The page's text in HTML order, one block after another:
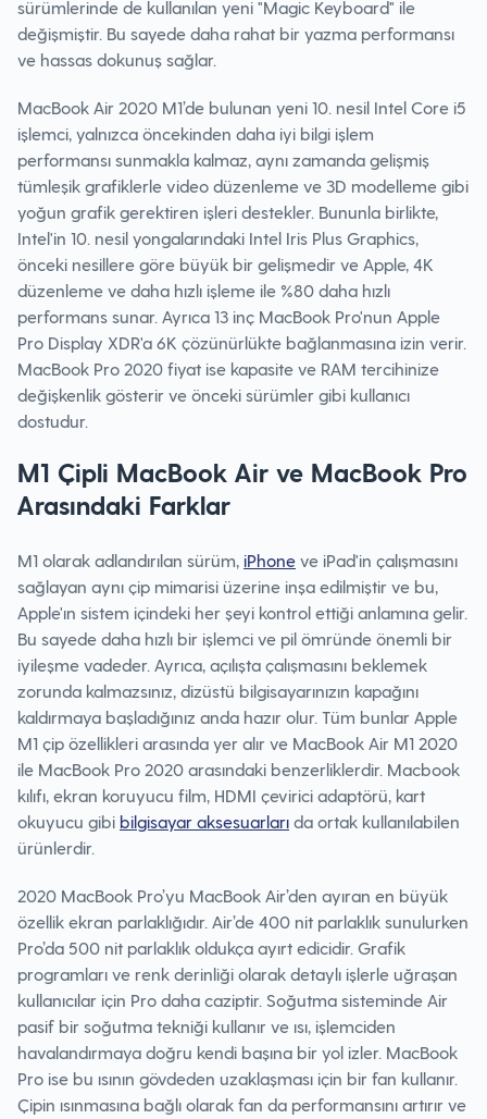
sürümlerinde de kullanılan yeni "Magic Keyboard" ile
değişmiştir. Bu sayede daha rahat bir yazma performansı
ve hassas dokunuş sağlar.
MacBook Air 2020 M1’de bulunan yeni 10. nesil Intel Core i5
işlemci, yalnızca öncekinden daha iyi bilgi işlem
performansı sunmakla kalmaz, aynı zamanda gelişmiş
tümleşik grafiklerle video düzenleme ve 3D modelleme gibi
yoğun grafik gerektiren işleri destekler. Bununla birlikte,
Intel'in 10. nesil yongalarındaki Intel Iris Plus Graphics,
önceki nesillere göre büyük bir gelişmedir ve Apple, 4K
düzenleme ve daha hızlı işleme ile %80 daha hızlı
performans sunar. Ayrıca 13 inç MacBook Pro'nun Apple
Pro Display XDR'a 6K çözünürlükte bağlanmasına izin verir.
MacBook Pro 2020 fiyat ise kapasite ve RAM tercihinize
değişkenlik gösterir ve önceki sürümler gibi kullanıcı
dostudur.
M1 Çipli MacBook Air ve MacBook Pro
Arasındaki Farklar
M1 olarak adlandırılan sürüm, iPhone ve iPad'in çalışmasını
sağlayan aynı çip mimarisi üzerine inşa edilmiştir ve bu,
Apple'ın sistem içindeki her şeyi kontrol ettiği anlamına gelir.
Bu sayede daha hızlı bir işlemci ve pil ömründe önemli bir
iyileşme vadeder. Ayrıca, açılışta çalışmasını beklemek
zorunda kalmazsınız, dizüstü bilgisayarınızın kapağını
kaldırmaya başladığınız anda hazır olur. Tüm bunlar Apple
M1 çip özellikleri arasında yer alır ve MacBook Air M1 2020
ile MacBook Pro 2020 arasındaki benzerliklerdir. Macbook
kılıfı, ekran koruyucu film, HDMI çevirici adaptörü, kart
okuyucu gibi bilgisayar aksesuarları da ortak kullanılabilen
ürünlerdir.
2020 MacBook Pro’yu MacBook Air’den ayıran en büyük
özellik ekran parlaklığıdır. Air’de 400 nit parlaklık sunulurken
Pro’da 500 nit parlaklık oldukça ayırt edicidir. Grafik
programları ve renk derinliği olarak detaylı işlerle uğraşan
kullanıcılar için Pro daha caziptir. Soğutma sisteminde Air
pasif bir soğutma tekniği kullanır ve ısı, işlemciden
havalandırmaya doğru kendi başına bir yol izler. MacBook
Pro ise bu ısının gövdeden uzaklaşması için bir fan kullanır.
Çipin ısınmasına bağlı olarak fan da performansını artırır ve